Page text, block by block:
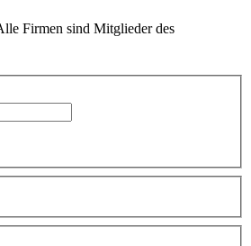
Firmen sind Mitglieder des